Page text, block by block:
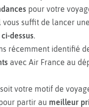
pour votre
vous suffit de lancer
dessus.
récemment identifié
avec Air France au
votre motif de
partir au meilleur